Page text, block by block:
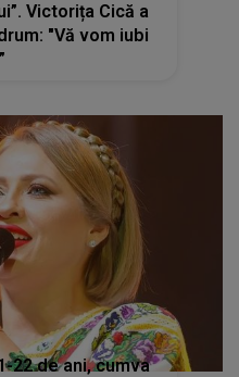
Victorița Cică a
"Vă vom iubi
22 de ani, cumva